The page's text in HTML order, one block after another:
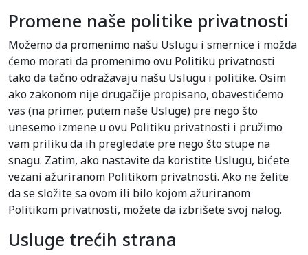
Promene naše politike privatnosti
Možemo da promenimo našu Uslugu i smernice i možda
ćemo morati da promenimo ovu Politiku privatnosti
tako da tačno odražavaju našu Uslugu i politike. Osim
ako zakonom nije drugačije propisano, obavestićemo
vas (na primer, putem naše Usluge) pre nego što
unesemo izmene u ovu Politiku privatnosti i pružimo
vam priliku da ih pregledate pre nego što stupe na
snagu. Zatim, ako nastavite da koristite Uslugu, bićete
vezani ažuriranom Politikom privatnosti. Ako ne želite
da se složite sa ovom ili bilo kojom ažuriranom
Politikom privatnosti, možete da izbrišete svoj nalog.
Usluge trećih strana